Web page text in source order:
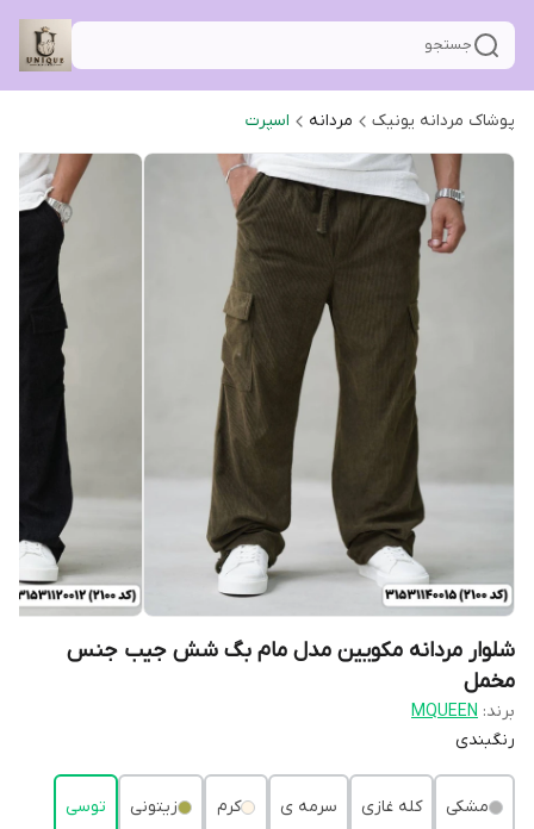
جستجو
پوشاک مردانه یونیک مردانه اسپرت
شلوار مردانه مکویین مدل مام بگ شش جیب جنس
مخمل
برند: MQUEEN
رنگبندی
مشکی کله غازی سرمه ی کرم زیتونی توسی